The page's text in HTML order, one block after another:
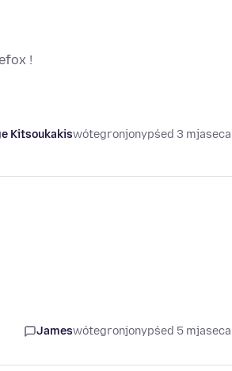
!
Kitsoukakiswótegronjonypśed 3
Jameswótegronjonypśed 5